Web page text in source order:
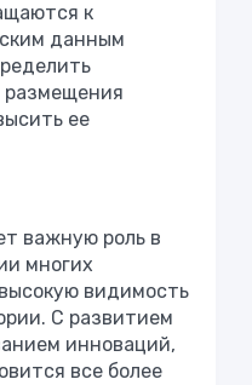
к
данным
размещения
ее
важную роль в
многих
видимость
С развитием
инноваций,
все более